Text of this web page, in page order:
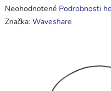
Priemerné
hodnotenie
Neohodnotené Podrobnosti
Značka: Waveshare